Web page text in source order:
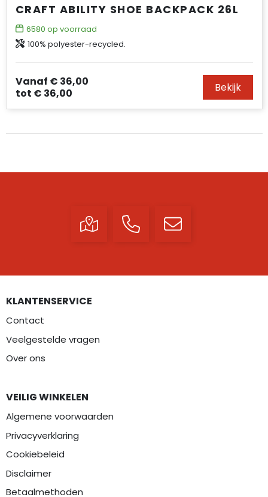
CRAFT ABILITY SHOE BACKPACK 26L
6580 op voorraad
100% polyester-recycled.
Vanaf € 36,00
tot € 36,00 Bekijk
KLANTENSERVICE
Contact
Veelgestelde vragen
Over ons
VEILIG WINKELEN
Algemene voorwaarden
Privacyverklaring
Cookiebeleid
Disclaimer
Betaalmethoden